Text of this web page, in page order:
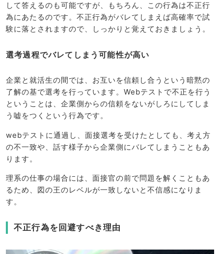
して答えるのも可能ですが、もちろん、この行為は不正行
為にあたるのです。不正行為がバレてしまえば高確率で試
験に落とされますので、しっかりと覚えておきましょう。
選考過程でバレてしまう可能性が高い
企業と就活生の間では、お互いを信頼し合うという暗黙の
了解の基で選考を行っています。Webテストで不正を行う
ということは、企業側からの信頼をないがしろにしてしま
う嘘をつくという行為です。
webテストに通過し、面接選考を受けたとしても、考え方
の不一致や、話す様子から企業側にバレてしまうこともあ
ります。
理系の仕事の場合には、面接官の前で問題を解くこともあ
るため、図の王のレベルが一致しないと不信感になりま
す。
不正行為を回避すべき理由